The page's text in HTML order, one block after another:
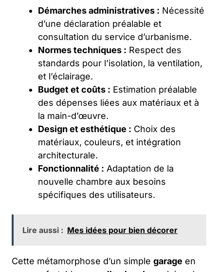
Démarches administratives : Nécessité
d’une déclaration préalable et
consultation du service d’urbanisme.
Normes techniques : Respect des
standards pour l’isolation, la ventilation,
et l’éclairage.
Budget et coûts : Estimation préalable
des dépenses liées aux matériaux et à
la main-d’œuvre.
Design et esthétique : Choix des
matériaux, couleurs, et intégration
architecturale.
Fonctionnalité : Adaptation de la
nouvelle chambre aux besoins
spécifiques des utilisateurs.
Lire aussi : Mes idées pour bien décorer
Cette métamorphose d’un simple garage en